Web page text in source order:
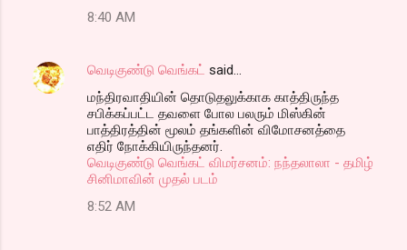
8:40 AM
வெடிகுண்டு வெங்கட் said…
மந்திரவாதியின் தொடுதலுக்காக காத்திருந்த
சபிக்கப்பட்ட தவளை போல பலரும் மிஸ்கின்
பாத்திரத்தின் மூலம் தங்களின் விமோசனத்தை
எதிர் நோக்கியிருந்தனர்.
வெடிகுண்டு வெங்கட் விமர்சனம்: நந்தலாலா - தமிழ்
சினிமாவின் முதல் படம்
8:52 AM